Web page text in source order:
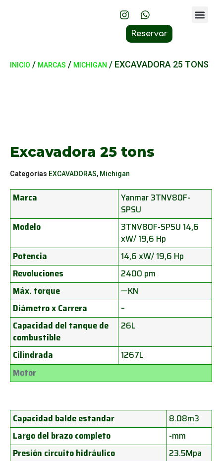
Reservar
INICIO / MARCAS / MICHIGAN / EXCAVADORA 25 TONS
Excavadora 25 tons
Categorías EXCAVADORAS, Michigan
Motor
Marca
Yanmar 3TNV80F-
SPSU
Modelo
3TNV80F-SPSU 14,6
xW/ 19,6 Hp
Potencia
14,6 xW/ 19,6 Hp
Revoluciones
2400 pm
Máx. torque
—KN
Diámetro x Carrera
–
Capacidad del tanque de
combustible
26L
Cilindrada 1267L
Capacidad balde estandar
8.08m3
Largo del brazo completo
-mm
Presión circuito hidráulico
23.5Mpa